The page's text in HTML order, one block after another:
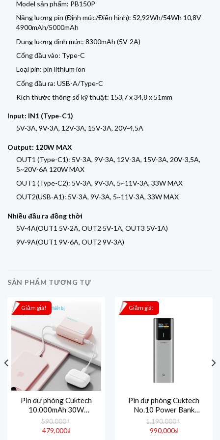
Model sản phẩm: PB150P
Năng lượng pin (Định mức/Điển hình): 52,92Wh/54Wh 10,8V
4900mAh/5000mAh
Dung lượng định mức: 8300mAh (5V-2A)
Cổng đầu vào: Type-C
Loại pin: pin lithium ion
Cổng đầu ra: USB-A/Type-C
Kích thước thông số kỹ thuật: 153,7 x 34,8 x 51mm
Input: IN1 (Type-C1)
5V-3A, 9V-3A, 12V-3A, 15V-3A, 20V-4,5A
Output: 120W MAX
OUT1 (Type-C1): 5V-3A, 9V-3A, 12V-3A, 15V-3A, 20V-3,5A,
5~20V-6A 120W MAX
OUT1 (Type-C2): 5V-3A, 9V-3A, 5~11V-3A, 33W MAX
OUT2(USB-A1): 5V-3A, 9V-3A, 5~11V-3A, 33W MAX
Nhiều đầu ra đồng thời
5V-4A(OUT1 5V-2A, OUT2 5V-1A, OUT3 5V-1A)
9V-9A(OUT1 9V-6A, OUT2 9V-3A)
SẢN PHẨM TƯƠNG TỰ
Giảm giá!
Pin dự phòng Cuktech
10.000mAh 30W
PD3.0/PPS/QC3.0/QC –
PB100
590,000₫
Giá
gốc
479,000₫
Giảm giá!
Pin dự phòng Cuktech
No.10 Power Bank
10.000mAh 150W
PD3.0/PPS5A/QC/Mi
1,190,000₫
Giá
gốc
990,000₫